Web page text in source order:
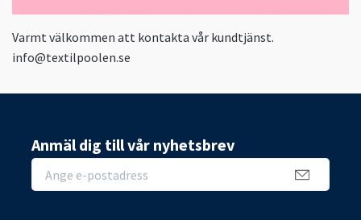
Varmt välkommen att kontakta vår kundtjänst.
info@textilpoolen.se
Anmäl dig till vår nyhetsbrev